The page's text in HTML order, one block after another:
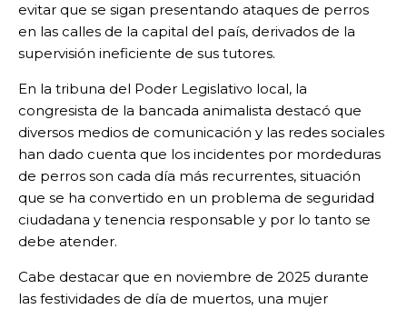
evitar que se sigan presentando ataques de perros
en las calles de la capital del país, derivados de la
supervisión ineficiente de sus tutores.
En la tribuna del Poder Legislativo local, la
congresista de la bancada animalista destacó que
diversos medios de comunicación y las redes sociales
han dado cuenta que los incidentes por mordeduras
de perros son cada día más recurrentes, situación
que se ha convertido en un problema de seguridad
ciudadana y tenencia responsable y por lo tanto se
debe atender.
Cabe destacar que en noviembre de 2025 durante
las festividades de día de muertos, una mujer